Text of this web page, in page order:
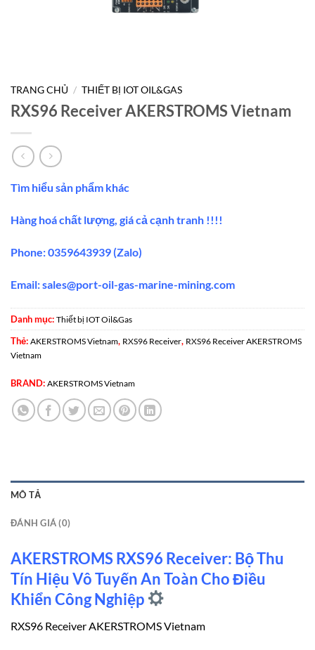
TRANG CHỦ / THIẾT BỊ IOT OIL&GAS
RXS96 Receiver AKERSTROMS Vietnam
Tìm hiểu sản phẩm khác
Hàng hoá chất lượng, giá cả cạnh tranh !!!!
Phone: 0359643939 (Zalo)
Email:sales@port-oil-gas-marine-mining.com
Danh mục: Thiết bị IOT Oil&Gas
Thẻ: AKERSTROMS Vietnam, RXS96 Receiver, RXS96 Receiver AKERSTROMS
Vietnam
BRAND: AKERSTROMS Vietnam
MÔ TẢ
ĐÁNH GIÁ (0)
AKERSTROMS RXS96 Receiver: Bộ Thu
Tín Hiệu Vô Tuyến An Toàn Cho Điều
Khiển Công Nghiệp
RXS96 Receiver AKERSTROMS Vietnam